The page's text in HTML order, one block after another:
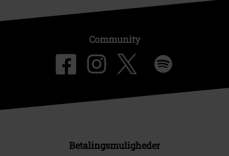
Community
Betalingsmuligheder